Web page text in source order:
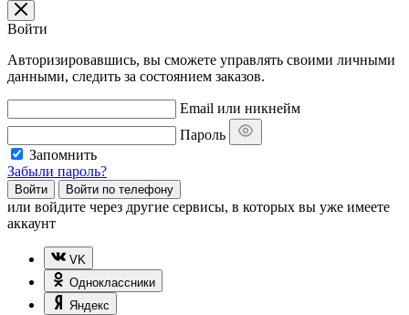
Войти
Авторизировавшись, вы сможете управлять своими личными
данными, следить за состоянием заказов.
Email или никнейм
Пароль
Запомнить
Забыли пароль?
Войти Войти по телефону
или войдите через другие сервисы, в которых вы уже имеете
аккаунт
VK
Одноклассники
Яндекс